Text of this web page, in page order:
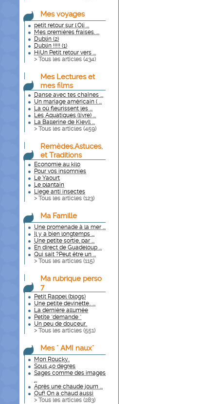
Mes voyages
petit retour sur l'Oli ...
Mes premières fraises. ...
Dublin (2)
Dublin !!!!! (1)
HiUn Petit retour vers ...
> Tous les articles (434)
Mes Lectures et
mes films
Danse avec tes chaînes ...
Un mariage américain ( ...
La où fleurissent les ...
Les Aquatiques (livre) ...
La Ballerine de Kiev(l ...
> Tous les articles (459)
Remèdes,Astuces,
et Traditions
Economie au kilo
Pour vos insomnies
Le Yaourt
Le plantain
Liege anti insectes
> Tous les articles (123)
Ma Famille
Une promenade à la mer ...
Il y a bien longtemps ...
Une petite sortie, par ...
En direct de Guadeloup ...
Qui sait ?Peut être un ...
> Tous les articles (115)
Ma rubrique perso
7
Petit Rappel (blogs)
Une petite devinette.. ...
La dernière allumée
Petite "demande "
Un peu de douceur..
> Tous les articles (551)
Mes " AMI naux"
Mon Roucky..
Sous 40 degres
Sages comme des images
...
Après une chaude journ ...
Ouf! On a chaud aussi
> Tous les articles (283)